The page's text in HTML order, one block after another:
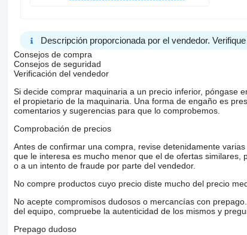
Descripción proporcionada por el vendedor.
Consejos de compra
Consejos de seguridad
Verificación del vendedor
Si decide comprar maquinaria a un precio inferior, póngase
el propietario de la maquinaria. Una forma de engaño es
comentarios y sugerencias para que lo comprobemos.
Comprobación de precios
Antes de confirmar una compra, revise detenidamente
que le interesa es mucho menor que el de ofertas
o a un intento de fraude por parte del vendedor.
No compre productos cuyo precio diste mucho del precio
No acepte compromisos dudosos o mercancías con
del equipo, compruebe la autenticidad de los mismos y
Prepago dudoso